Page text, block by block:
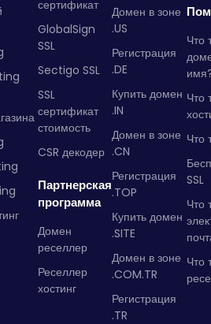
сертификат
GlobalSign
SSL
Sectigo SSL
SSL
сертификат
стоимость
CSR декодер
Партнерская
программа
Домен
реселлер
Реселлер
хостинг
Домен в зоне
.US
Регистрация
.DE
Купить домен
.IN
Домен в зоне
.CN
Регистрация
.TOP
Купить домен
.SITE
Домен в зоне
.COM.TR
Регистрация
.TR
Что
Что
Что
SSL
Что
Что